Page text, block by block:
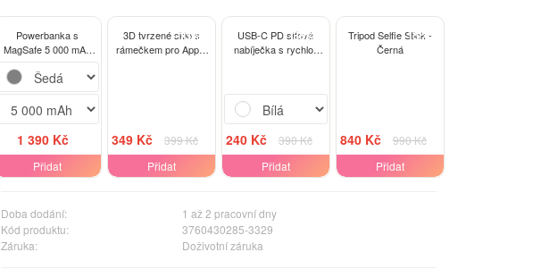
Powerbanka s
MagSafe 5 000 mAh
1 390 Kč
Přidat
-13%
3D tvrzené sklo s
rámečkem pro Apple
349 Kč
399 Kč
Přidat
-38%
USB-C PD síťová
nabíječka s rychlo-
240 Kč
390 Kč
Přidat
-15%
Tripod Selfie Stick -
Černá
840 Kč
990 Kč
Přidat
Doba dodání:
1 až 2 pracovní dny
Kód produktu:
3760430285-3329
Záruka:
Doživotní záruka